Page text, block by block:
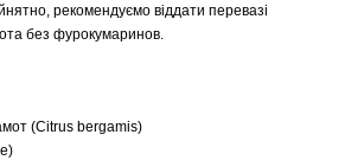
рекомендуємо віддати перевазі
без фурокумаринов.
(Citrus bergamis)